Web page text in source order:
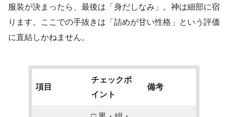
服装が決まったら、最後は「身だしなみ」。神は細部に宿
ります。ここでの手抜きは「詰めが甘い性格」という評価
に直結しかねません。
項目
チェックポ
イント
備考